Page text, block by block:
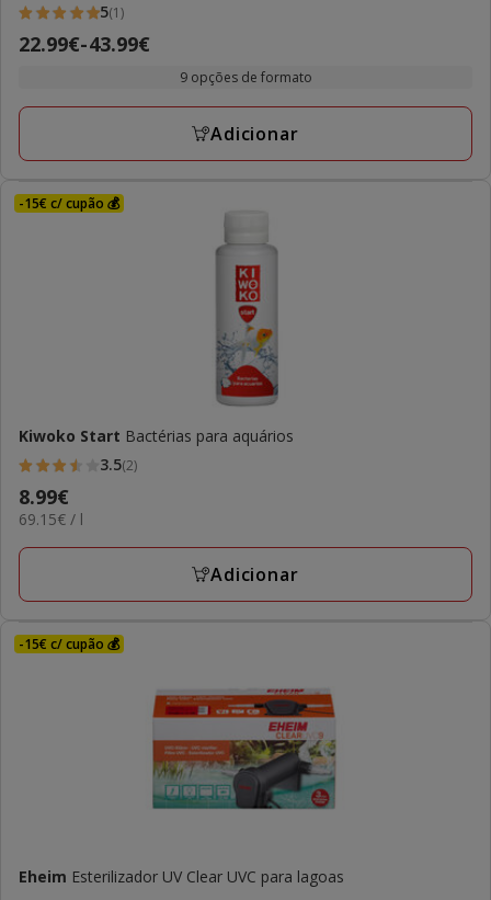
5
estrelas
1
5(1)
Preço
a
43.99€
22.99€-43.99€
9 opções de formato
Adicionar
-15€ c/ cupão 💰
Kiwoko Start Bactérias para aquários
3.5
estrelas
com
2
3.5(2)
Preço
8.99€
8.99€
69.15€
L
69.15€ / l
Adicionar
-15€ c/ cupão 💰
Eheim Esterilizador UV Clear UVC para lagoas